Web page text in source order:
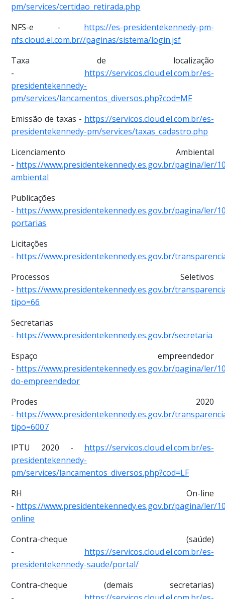
pm/services/certidao_retirada.php
NFS-e - https://es-presidentekennedy-pm-
nfs.cloud.el.com.br//paginas/sistema/login.jsf
Taxa de localização
- https://servicos.cloud.el.com.br/es-
presidentekennedy-
pm/services/lancamentos_diversos.php?cod=MF
Emissão de taxas - https://servicos.cloud.el.com.br/es-
presidentekennedy-pm/services/taxas_cadastro.php
Licenciamento Ambiental
- https://www.presidentekennedy.es.gov.br/pagina/ler/
ambiental
Publicações
- https://www.presidentekennedy.es.gov.br/pagina/ler/
portarias
Licitações
- https://www.presidentekennedy.es.gov.br/
Processos Seletivos
- https://www.presidentekennedy.es.gov.br/
tipo=66
Secretarias
- https://www.presidentekennedy.es.gov.br/secretaria
Espaço empreendedor
- https://www.presidentekennedy.es.gov.br/pagina/ler/
do-empreendedor
Prodes 2020
- https://www.presidentekennedy.es.gov.br/
tipo=6007
IPTU 2020 - https://servicos.cloud.el.com.br/es-
presidentekennedy-
pm/services/lancamentos_diversos.php?cod=LF
RH On-line
- https://www.presidentekennedy.es.gov.br/pagina/ler/
online
Contra-cheque (saúde)
- https://servicos.cloud.el.com.br/es-
presidentekennedy-saude/portal/
Contra-cheque (demais secretarias)